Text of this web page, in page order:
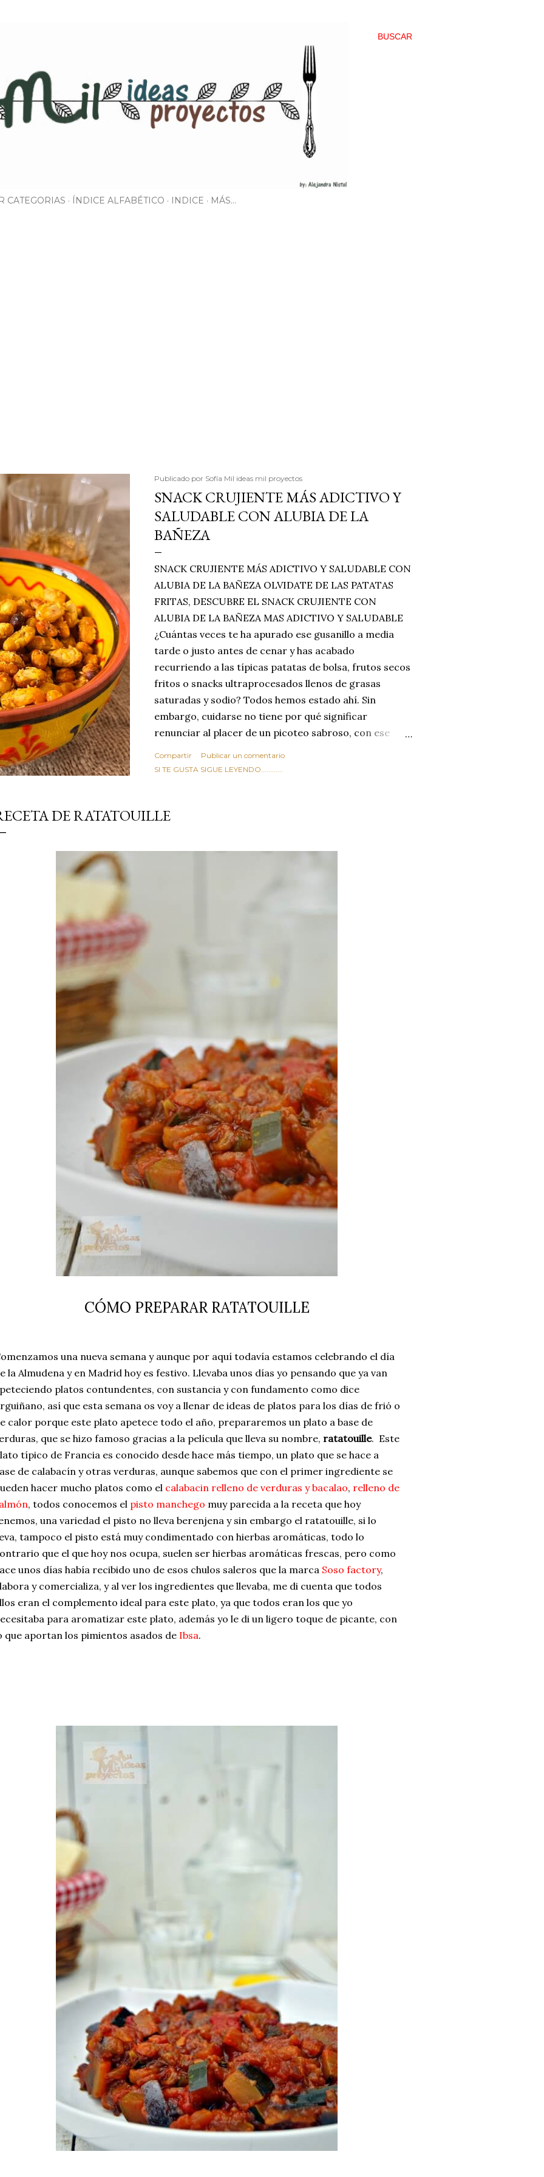
BUSCAR
CATEGORIAS ÍNDICE ALFABÉTICO INDICE MÁS…
Publicado por Sofía Mil ideas mil proyectos
SNACK CRUJIENTE MÁS ADICTIVO Y
SALUDABLE CON ALUBIA DE LA
BAÑEZA
SNACK CRUJIENTE MÁS ADICTIVO Y SALUDABLE CON
ALUBIA DE LA BAÑEZA OLVIDATE DE LAS PATATAS
FRITAS, DESCUBRE EL SNACK CRUJIENTE CON
ALUBIA DE LA BAÑEZA MAS ADICTIVO Y SALUDABLE
¿Cuántas veces te ha apurado ese gusanillo a media
tarde o justo antes de cenar y has acabado
recurriendo a las típicas patatas de bolsa, frutos secos
fritos o snacks ultraprocesados llenos de grasas
saturadas y sodio? Todos hemos estado ahí. Sin
embargo, cuidarse no tiene por qué significar
renunciar al placer de un picoteo sabroso, con ese
Estas alubias crujientes al horno van a cambiar por
tradicionales y copiosos de invierno. Con esta receta
Compartir
Publicar un comentario
SI TE GUSTA SIGUE LEYENDO............
DE RATATOUILLE
CÓMO PREPARAR RATATOUILLE
una nueva semana y aunque por aquí todavía estamos celebrando el día
la Almudena y en Madrid hoy es festivo. Llevaba unos días yo pensando que ya van
platos contundentes, con sustancia y con fundamento como dice
así que esta semana os voy a llenar de ideas de platos para los días de frió o
calor porque este plato apetece todo el año, prepararemos un plato a base de
que se hizo famoso gracias a la película que lleva su nombre, ratatouille. Este
típico de Francia es conocido desde hace más tiempo, un plato que se hace a
de calabacín y otras verduras, aunque sabemos que con el primer ingrediente se
hacer mucho platos como el calabacin relleno de verduras y bacalao, relleno de
, todos conocemos el pisto manchego muy parecida a la receta que hoy
una variedad el pisto no lleva berenjena y sin embargo el ratatouille, si lo
tampoco el pisto está muy condimentado con hierbas aromáticas, todo lo
que el que hoy nos ocupa, suelen ser hierbas aromáticas frescas, pero como
unos días había recibido uno de esos chulos saleros que la marca Soso factory,
y comercializa, y al ver los ingredientes que llevaba, me di cuenta que todos
eran el complemento ideal para este plato, ya que todos eran los que yo
para aromatizar este plato, además yo le di un ligero toque de picante, con
que aportan los pimientos asados de Ibsa.